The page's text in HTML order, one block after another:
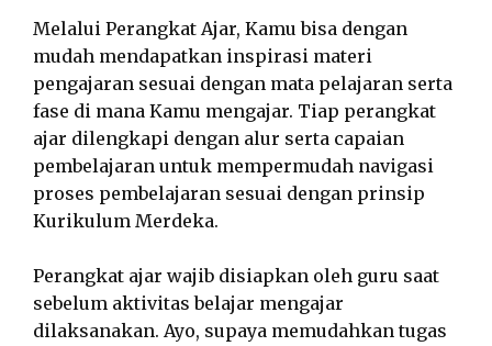
Melalui Perangkat Ajar, Kamu bisa dengan
mudah mendapatkan inspirasi materi
pengajaran sesuai dengan mata pelajaran serta
fase di mana Kamu mengajar. Tiap perangkat
ajar dilengkapi dengan alur serta capaian
pembelajaran untuk mempermudah navigasi
proses pembelajaran sesuai dengan prinsip
Kurikulum Merdeka.
Perangkat ajar wajib disiapkan oleh guru saat
sebelum aktivitas belajar mengajar
dilaksanakan. Ayo, supaya memudahkan tugas